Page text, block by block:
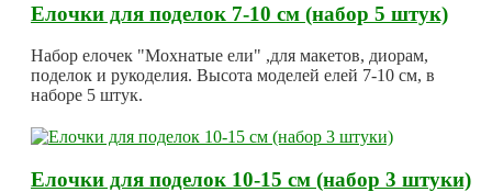
Елочки для поделок 7-10 см (набор 5 штук)
Набор елочек "Мохнатые ели" ,для макетов, диорам,
поделок и рукоделия. Высота моделей елей 7-10 см, в
наборе 5 штук.
Елочки для поделок 10-15 см (набор 3 штуки)